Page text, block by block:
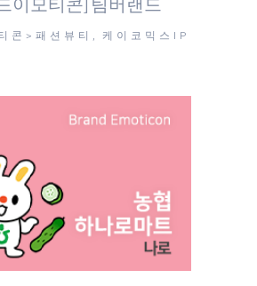
콘>패션뷰티, 케이코믹스IP